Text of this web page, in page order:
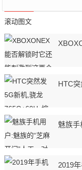
滚动图文
HTC
魅族手
2019